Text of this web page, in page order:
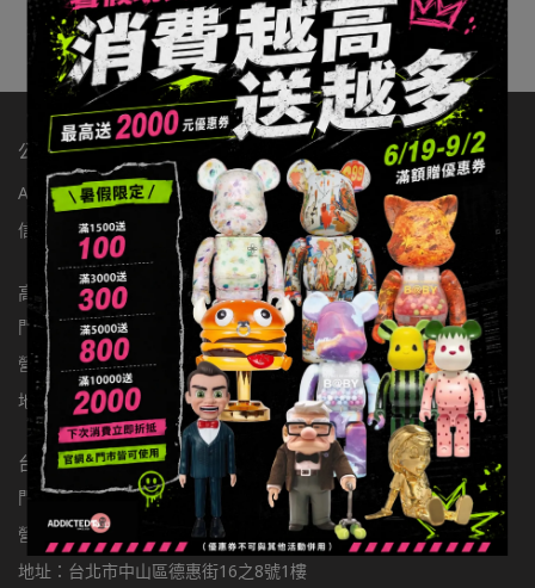
公司：辦手李有限公司
ABOUT玩具有毒 店舖資訊 聯繫我們 統編：83363549
信箱：addictedtoys2020@gmail.com
高雄店
門市電話：0900301877
營業時間：11:00-22:00
地址：高雄市楠梓區大學東路136號
台北店
門市電話：0981797166
營業時間：11:00-22:00
地址：台北市中山區德惠街16之8號1樓